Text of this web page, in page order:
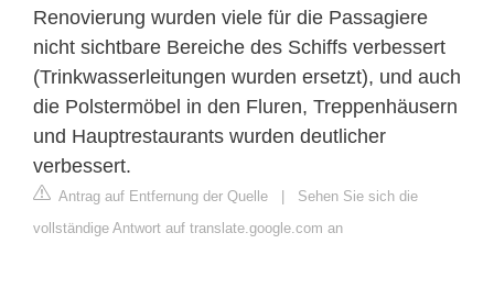
Renovierung wurden viele für die Passagiere
nicht sichtbare Bereiche des Schiffs verbessert
(Trinkwasserleitungen wurden ersetzt), und auch
die Polstermöbel in den Fluren, Treppenhäusern
und Hauptrestaurants wurden deutlicher
verbessert.
Antrag auf Entfernung der Quelle | Sehen Sie sich die
vollständige Antwort auf translate.google.com an